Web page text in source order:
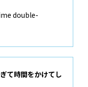
double-
て時間をかけてし